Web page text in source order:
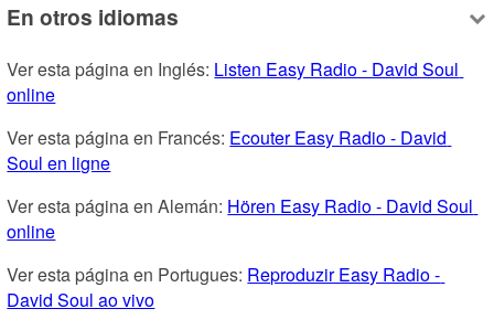
En otros idiomas
Ver esta página en Inglés: Listen Easy Radio - David Soul
online
Ver esta página en Francés: Ecouter Easy Radio - David
Soul en ligne
Ver esta página en Alemán: Hören Easy Radio - David Soul
online
Ver esta página en Portugues: Reproduzir Easy Radio -
David Soul ao vivo